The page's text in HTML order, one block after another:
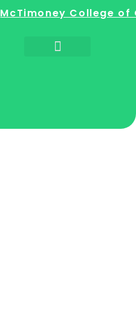
McTimoney College